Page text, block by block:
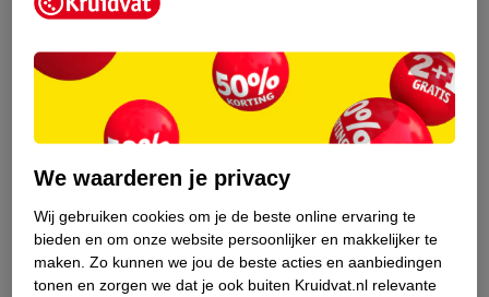
Kruidvat is een erkend specialist in
zelfzorg, ook online. Wat je
gezondheidsvraag ook is, stel hem aan
Stel je gezondheidsvraag
We waarderen je privacy
Wij gebruiken cookies om je de beste online ervaring te
bieden en om onze website persoonlijker en makkelijker te
maken. Zo kunnen we jou de beste acties en aanbiedingen
tonen en zorgen we dat je ook buiten Kruidvat.nl relevante